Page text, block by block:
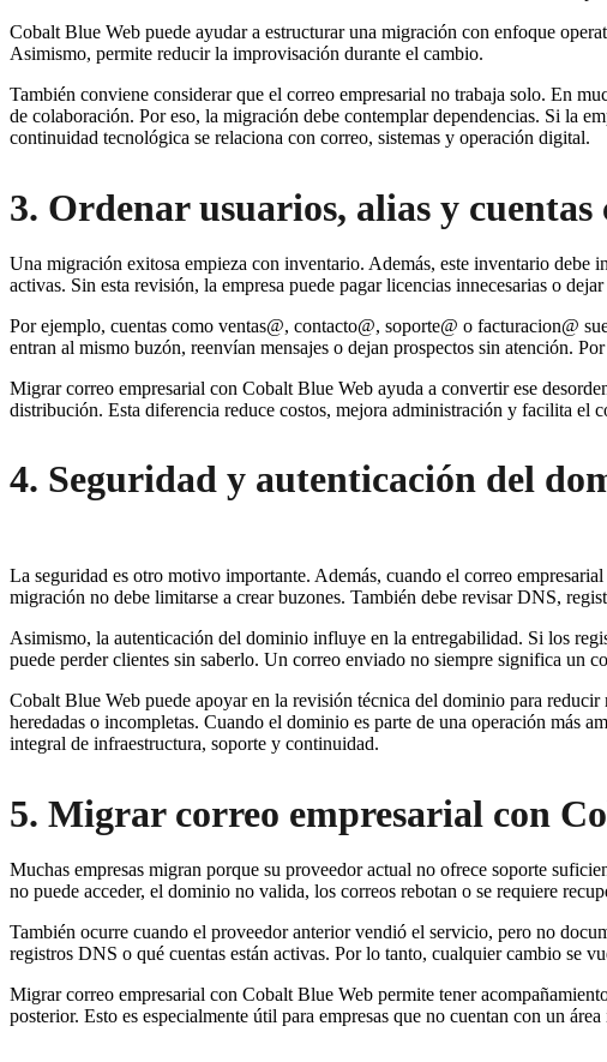
Cobalt Blue Web puede ayudar a estructurar una migración con enfoque
Asimismo, permite reducir la improvisación durante el cambio.
También conviene considerar que el correo empresarial no trabaja solo. En
de colaboración. Por eso, la migración debe contemplar dependencias. Si la
continuidad tecnológica se relaciona con correo, sistemas y operación digital.
3. Ordenar usuarios, alias y
Una migración exitosa empieza con inventario. Además, este inventario debe
activas. Sin esta revisión, la empresa puede pagar licencias innecesarias o
Por ejemplo, cuentas como ventas@, contacto@, soporte@ o facturacion@
entran al mismo buzón, reenvían mensajes o dejan prospectos sin atención.
Migrar correo empresarial con Cobalt Blue Web ayuda a convertir ese
distribución. Esta diferencia reduce costos, mejora administración y facilita el
4. Seguridad y autenticación del
La seguridad es otro motivo importante. Además, cuando el correo
migración no debe limitarse a crear buzones. También debe revisar DNS,
Asimismo, la autenticación del dominio influye en la entregabilidad. Si los
puede perder clientes sin saberlo. Un correo enviado no siempre significa un
Cobalt Blue Web puede apoyar en la revisión técnica del dominio para
heredadas o incompletas. Cuando el dominio es parte de una operación más
integral de infraestructura, soporte y continuidad.
5. Migrar correo empresarial con
Muchas empresas migran porque su proveedor actual no ofrece soporte
no puede acceder, el dominio no valida, los correos rebotan o se requiere
También ocurre cuando el proveedor anterior vendió el servicio, pero no
registros DNS o qué cuentas están activas. Por lo tanto, cualquier cambio se
Migrar correo empresarial con Cobalt Blue Web permite tener
posterior. Esto es especialmente útil para empresas que no cuentan con un